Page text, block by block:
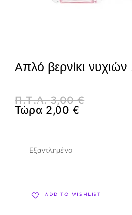
Απλό βερνίκι
Π.Τ.Λ.3,00€
Τώρα 2,00€
Εξαντλημένο
ADD TO WISHLIST